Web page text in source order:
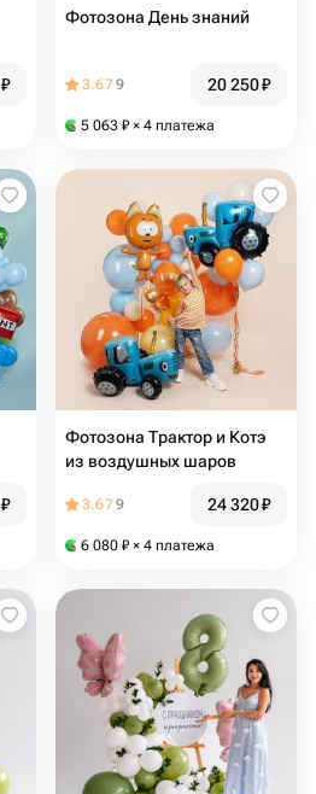
₽
Фотозона День знаний
3.679 20 250₽
5 063 ₽ × 4 платежа
₽
Фотозона Трактор и Котэ
из воздушных шаров
3.679 24 320₽
6 080 ₽ × 4 платежа